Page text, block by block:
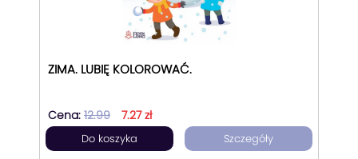
ZIMA. LUBIĘ KOLOROWAĆ.
Cena: 12.99 7.27 zł
Do koszyka Szczegóły